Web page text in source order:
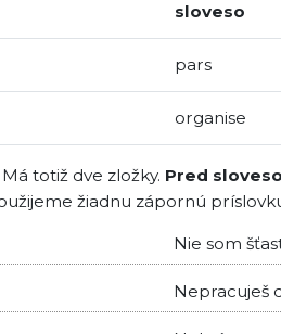
sloveso
pars
organise
totiž dve zložky. Pred
žiadnu zápornú
Nie som
Nepracuješ